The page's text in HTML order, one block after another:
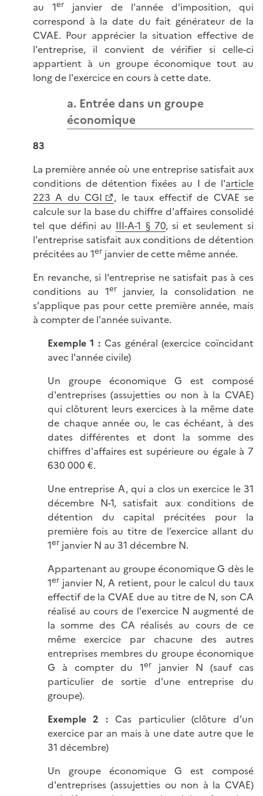
au 1er
janvier de l'année d'imposition, qui
correspond à la date du fait générateur de la
CVAE. Pour apprécier la situation effective de
l'entreprise, il convient de vérifier si celle-ci
appartient à un groupe économique tout au
long de l'exercice en cours à cette date.
a. Entrée dans un groupe
économique
83
La première année où une entreprise satisfait aux
conditions de détention fixées au I de l'article
223 A du CGI
, le taux effectif de CVAE se
calcule sur la base du chiffre d'affaires consolidé
tel que défini au III-A-1 § 70, si et seulement si
l'entreprise satisfait aux conditions de détention
précitées au 1er janvier de cette même année.
En revanche, si l'entreprise ne satisfait pas à ces
conditions au 1erjanvier, la consolidation ne
s'applique pas pour cette première année, mais
à compter de l'année suivante.
Exemple 1 : Cas général (exercice coïncidant
avec l'année civile)
Un groupe économique G est composé
d'entreprises (assujetties ou non à la CVAE)
qui clôturent leurs exercices à la même date
de chaque année ou, le cas échéant, à des
dates différentes et dont la somme des
chiffres d'affaires est supérieure ou égale à 7
630 000 €.
Une entreprise A, qui a clos un exercice le 31
décembre N-1, satisfait aux conditions de
détention du capital précitées pour la
première fois au titre de l’exercice allant du
1erjanvier N au 31 décembre N.
Appartenant au groupe économique G dès le
1erjanvier N, A retient, pour le calcul du taux
effectif de la CVAE due au titre de N, son CA
réalisé au cours de l'exercice N augmenté de
la somme des CA réalisés au cours de ce
même exercice par chacune des autres
entreprises membres du groupe économique
G à compter du 1er
janvier N (sauf cas
particulier de sortie d'une entreprise du
groupe).
Exemple 2 : Cas particulier (clôture d'un
exercice par an mais à une date autre que le
31 décembre)
Un groupe économique G est composé
d'entreprises (assujetties ou non à la CVAE)